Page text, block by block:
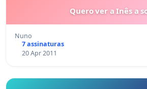
Quero ver a Inês a
Nuno
7 assinaturas
20 Apr 2011